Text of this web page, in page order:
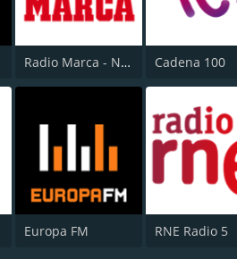
Radio Marca - Nacional Cadena 100
Europa FM RNE Radio 5